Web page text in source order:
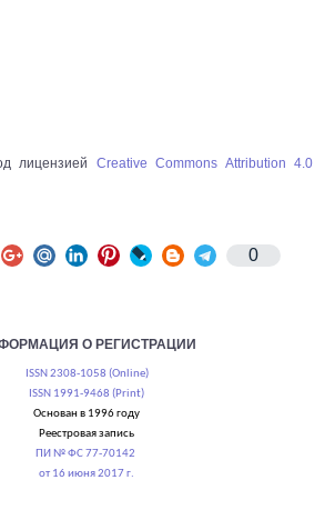
лицензией Creative Commons Attribution 4.0
0
О РЕГИСТРАЦИИ
ISSN 2308-1058 (Online)
ISSN 1991-9468 (Print)
Основан в 1996 году
Реестровая запись
ПИ № ФС 77-70142
от 16 июня 2017 г.